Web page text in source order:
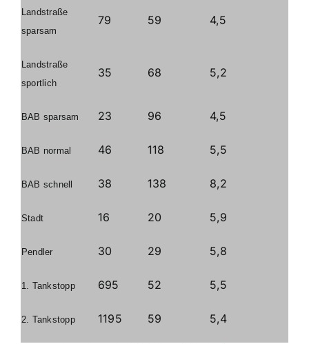
Landstraße
sparsam
79 59 4,5
Landstraße
sportlich
35 68 5,2
BAB sparsam 23 96 4,5
BAB normal 46 118 5,5
BAB schnell 38 138 8,2
Stadt 16 20 5,9
Pendler 30 29 5,8
1. Tankstopp 695 52 5,5
2. Tankstopp 1195 59 5,4